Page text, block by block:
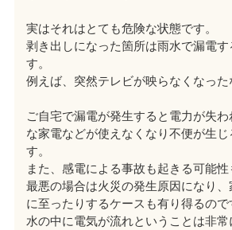
実はそれはとても危険な状態です。
剥き出しになった箇所は雨水で漏電す
す。
例えば、突然テレビが映らなくなった
ご自宅で漏電が発生すると電力が失
な家電などが使えなくなり不便が生じ
す。
また、感電による事故も起きる可能性
最悪の場合は火災の発生原因になり
に至ったりするケースも有り得るので
水の中に電気が流れということは非常